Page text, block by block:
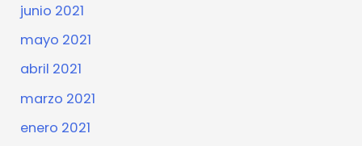
junio 2021
mayo 2021
abril 2021
marzo 2021
enero 2021